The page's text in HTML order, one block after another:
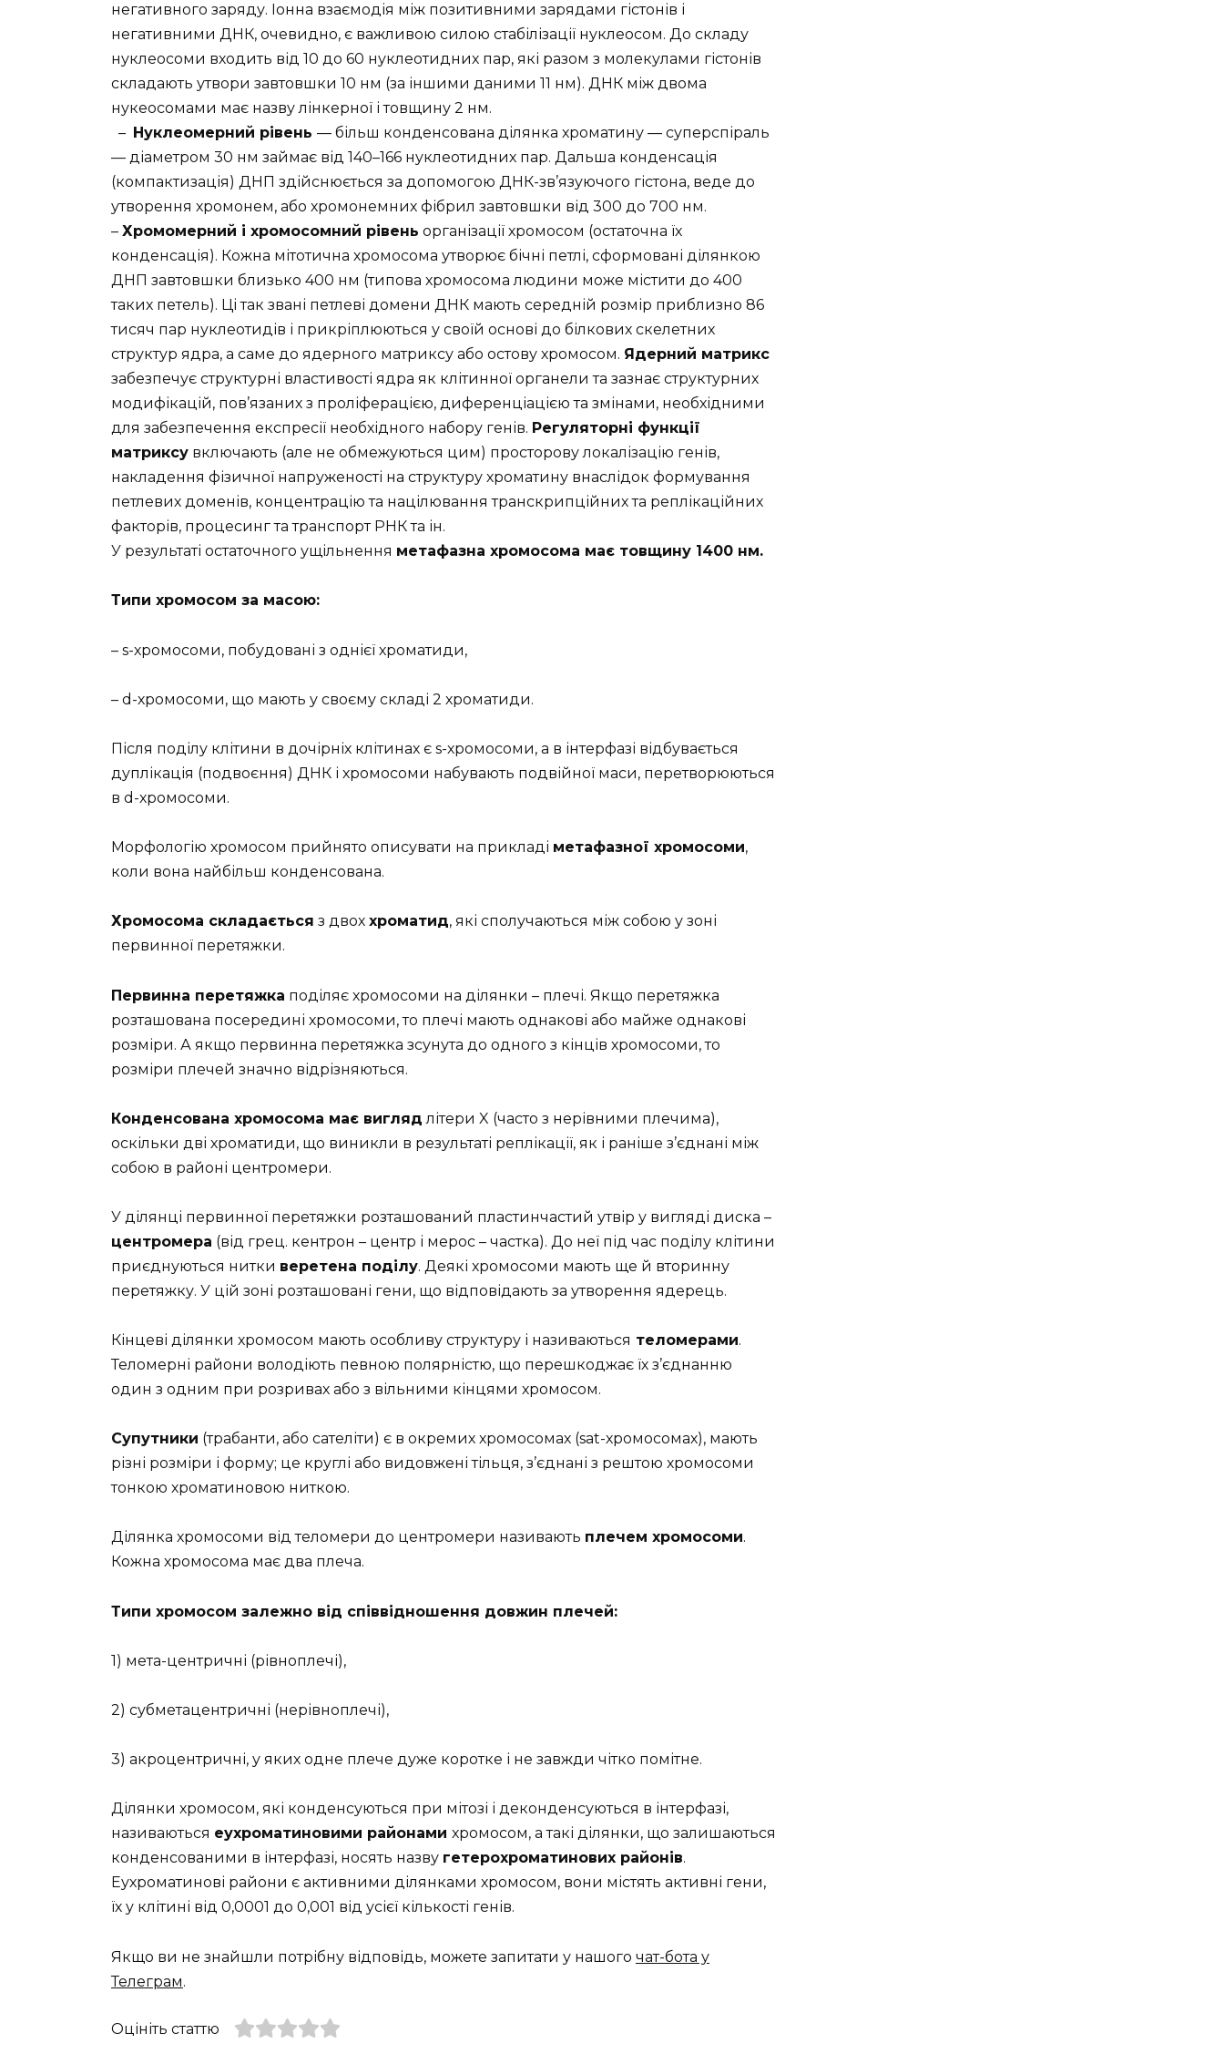
негативного заряду. Іонна взаємодія між позитивними зарядами гістонів і
негативними ДНК, очевидно, є важливою силою стабілізації нуклеосом. До складу
нуклеосоми входить від 10 до 60 нуклеотидних пар, які разом з молекулами гістонів
складають утвори завтовшки 10 нм (за іншими даними 11 нм). ДНК між двома
нукеосомами має назву лінкерної і товщину 2 нм.
– Нуклеомерний рівень — більш конденсована ділянка хроматину — суперспіраль
— діаметром 30 нм займає від 140–166 нуклеотидних пар. Дальша конденсація
(компактизація) ДНП здійснюється за допомогою ДНК-зв’язуючого гістона, веде до
утворення хромонем, або хромонемних фібрил завтовшки від 300 до 700 нм.
– Хромомерний і хромосомний рівень організації хромосом (остаточна їх
конденсація). Кожна мітотична хромосома утворює бічні петлі, сформовані ділянкою
ДНП завтовшки близько 400 нм (типова хромосома людини може містити до 400
таких петель). Ці так звані петлеві домени ДНК мають середній розмір приблизно 86
тисяч пар нуклеотидів і прикріплюються у своїй основі до білкових скелетних
структур ядра, а саме до ядерного матриксу або остову хромосом. Ядерний матрикс
забезпечує структурні властивості ядра як клітинної органели та зазнає структурних
модифікацій, пов’язаних з проліферацією, диференціацією та змінами, необхідними
для забезпечення експресії необхідного набору генів. Регуляторні функції
матриксу включають (але не обмежуються цим) просторову локалізацію генів,
накладення фізичної напруженості на структуру хроматину внаслідок формування
петлевих доменів, концентрацію та націлювання транскрипційних та реплікаційних
факторів, процесинг та транспорт РНК та ін.
У результаті остаточного ущільнення метафазна хромосома має товщину 1400 нм.
Типи хромосом за масою:
– s-хромосоми, побудовані з однієї хроматиди,
– d-хромосоми, що мають у своєму складі 2 хроматиди.
Після поділу клітини в дочірніх клітинах є s-хромосоми, а в інтерфазі відбувається
дуплікація (подвоєння) ДНК і хромосоми набувають подвійної маси, перетворюються
в d-хромосоми.
Морфологію хромосом прийнято описувати на прикладі метафазної хромосоми,
коли вона найбільш конденсована.
Хромосома складається з двох хроматид, які сполучаються між собою у зоні
первинної перетяжки.
Первинна перетяжка поділяє хромосоми на ділянки – плечі. Якщо перетяжка
розташована посередині хромосоми, то плечі мають однакові або майже однакові
розміри. А якщо первинна перетяжка зсунута до одного з кінців хромосоми, то
розміри плечей значно відрізняються.
Конденсована хромосома має вигляд літери X (часто з нерівними плечима),
оскільки дві хроматиди, що виникли в результаті реплікації, як і раніше з’єднані між
собою в районі центромери.
У ділянці первинної перетяжки розташований пластинчастий утвір у вигляді диска –
центромера (від грец. кентрон – центр і мерос – частка). До неї під час поділу клітини
приєднуються нитки веретена поділу. Деякі хромосоми мають ще й вторинну
перетяжку. У цій зоні розташовані гени, що відповідають за утворення ядерець.
Кінцеві ділянки хромосом мають особливу структуру і називаються теломерами.
Теломерні райони володіють певною полярністю, що перешкоджає їх з’єднанню
один з одним при розривах або з вільними кінцями хромосом.
Супутники (трабанти, або сателіти) є в окремих хромосомах (sat-хромосомах), мають
різні розміри і форму; це круглі або видовжені тільця, з’єднані з рештою хромосоми
тонкою хроматиновою ниткою.
Ділянка хромосоми від теломери до центромери називають плечем хромосоми.
Кожна хромосома має два плеча.
Типи хромосом залежно від співвідношення довжин плечей:
1) мета-центричні (рівноплечі),
2) субметацентричні (нерівноплечі),
3) акроцентричні, у яких одне плече дуже коротке і не завжди чітко помітне.
Ділянки хромосом, які конденсуються при мітозі і деконденсуються в інтерфазі,
називаються еухроматиновими районами хромосом, а такі ділянки, що залишаються
конденсованими в інтерфазі, носять назву гетерохроматинових районів.
Еухроматинові райони є активними ділянками хромосом, вони містять активні гени,
їх у клітині від 0,0001 до 0,001 від усієї кількості генів.
Якщо ви не знайшли потрібну відповідь, можете запитати у нашого чат-бота у
Телеграм.
Оцініть статтю